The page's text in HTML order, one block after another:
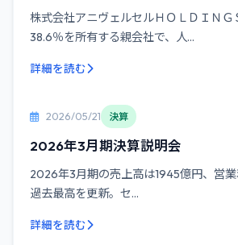
株式会社アニヴェルセルＨＯＬＤＩＮＧ
38.6％を所有する親会社で、人...
詳細を読む
2026/05/21 決算
2026年3月期決算説明会
2026年3月期の売上高は1945億円、営
過去最高を更新。セ...
詳細を読む